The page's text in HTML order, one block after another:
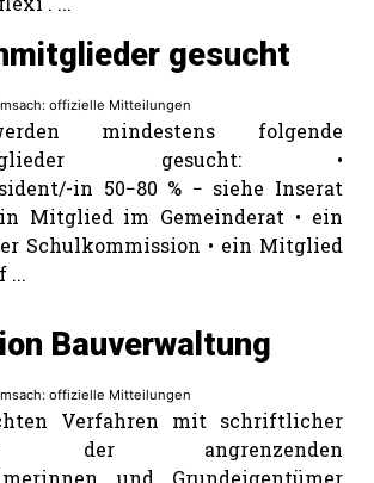
gesucht
offizielle Mitteilungen
mindestens folgende
gesucht: •
in 50−80 % − siehe Inserat
Mitglied im Gemeinderat • ein
Schulkommission • ein Mitglied
...
Bauverwaltung
offizielle Mitteilungen
Verfahren mit schriftlicher
der angrenzenden
und Grundeigentümer